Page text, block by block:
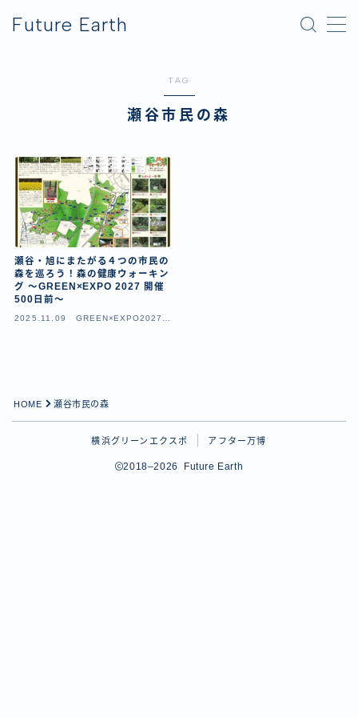
Future Earth
横浜グリーンエクスポ
TAG
瀬谷市民の森
瀬谷・旭にまたがる４つの市民の
森を巡ろう！森の健康ウォーキン
グ ～GREEN×EXPO 2027 開催
500日前～
2025.11.09
GREEN×EXPO2027（
HOME 瀬谷市民の森
横浜グリーンエクスポ アフター万博
2018–2026 Future Earth